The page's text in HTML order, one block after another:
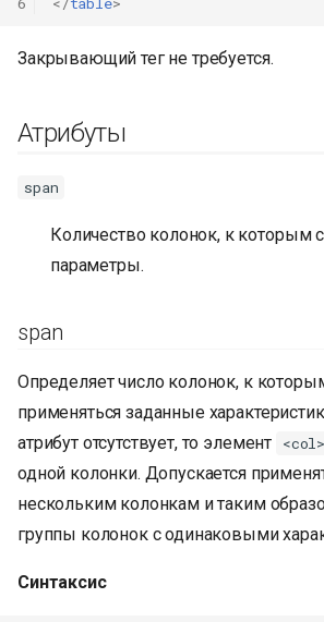
Закрывающий тег не требуется.
Атрибуты
span
Количество колонок, к которым
параметры.
span
Определяет число колонок, к
применяться заданные
атрибут отсутствует, то элемент
<col>
одной колонки. Допускается
нескольким колонкам и таким
группы колонок с одинаковыми
Синтаксис